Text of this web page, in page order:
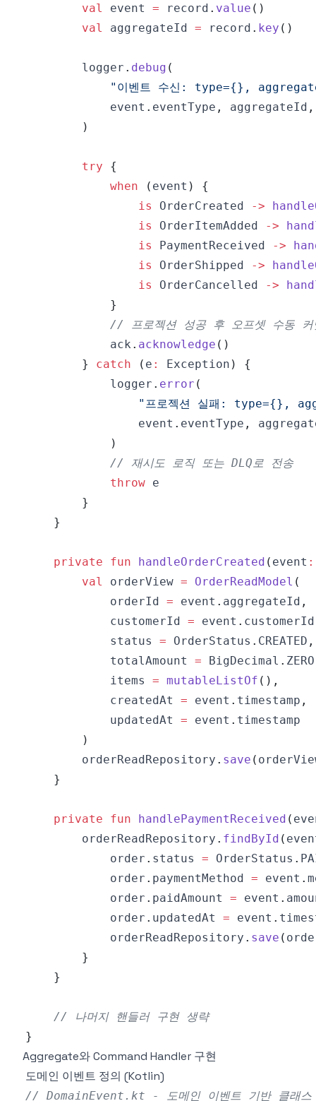
val
event = record . value ( )
val
aggregateId = record . key ( )
        logger
. debug (
"이벤트 수신: type={},
            event
. eventType , aggregateId ,
)
try
{
when
( event )
{
is
OrderCreated ->
is
OrderItemAdded ->
is
PaymentReceived ->
is
OrderShipped ->
is
OrderCancelled ->
}
// 프로젝션 성공 후 오프셋 수동 커
            ack
. acknowledge ( )
}
catch ( e : Exception )
{
            logger
. error (
"프로젝션 실패: type={},
                event
. eventType ,
)
// 재시도 로직 또는 DLQ로 전송
throw
}
}
private fun handleOrderCreated ( event :
val
orderView = OrderReadModel (
            orderId
= event . aggregateId ,
            customerId
= event . customerId
            status
= OrderStatus . CREATED ,
            totalAmount
= BigDecimal . ZERO
            items
= mutableListOf ( ) ,
            createdAt
= event . timestamp ,
            updatedAt
= event .
)
        orderReadRepository
. save (
}
private fun handlePaymentReceived (
        orderReadRepository
. findById (
            order
. status = OrderStatus .
            order
. paymentMethod = event .
            order
. paidAmount = event .
            order
. updatedAt = event .
            orderReadRepository
. save (
}
}
// 나머지 핸들러 구현 생략
}
Aggregate와 Command Handler 구현
도메인 이벤트 정의 (Kotlin)
// DomainEvent.kt - 도메인 이벤트 기반 클래스